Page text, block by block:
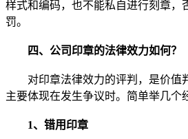
样式和编码，也不能私自进行刻章，
罚。
四、公司印章的法律效力如何？
对印章法律效力的评判，是价值
主要体现在发生争议时。简单举几个
1、错用印章